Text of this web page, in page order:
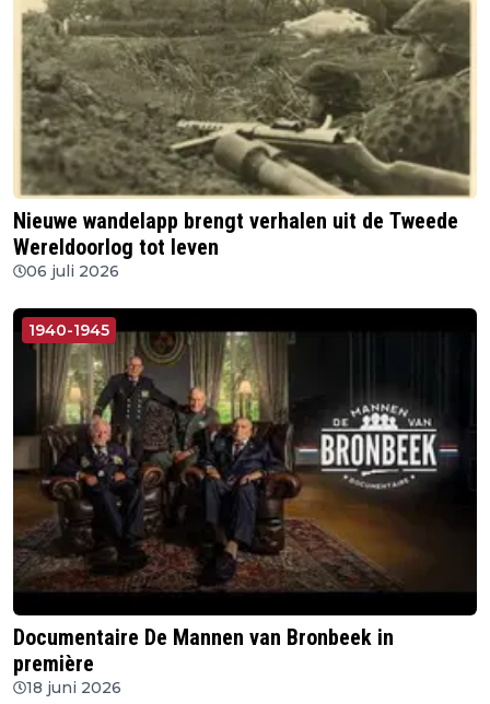
Nieuwe wandelapp brengt verhalen uit de Tweede
Wereldoorlog tot leven
06 juli 2026
1940-1945
Documentaire De Mannen van Bronbeek in
première
18 juni 2026